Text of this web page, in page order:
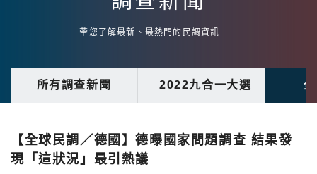
帶您了解最新、最熱門的民調資訊......
所有調查新聞 2022九合一大選
【全球民調／德國】德曝國家問題調查 結果發
現「這狀況」最引熱議